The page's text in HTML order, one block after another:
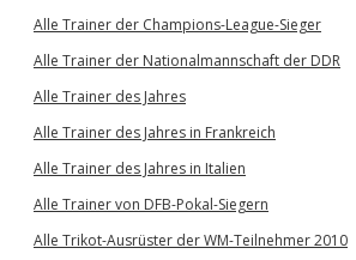
Alle Trainer der Champions-League-Sieger
Alle Trainer der Nationalmannschaft der DDR
Alle Trainer des Jahres
Alle Trainer des Jahres in Frankreich
Alle Trainer des Jahres in Italien
Alle Trainer von DFB-Pokal-Siegern
Alle Trikot-Ausrüster der WM-Teilnehmer 2010